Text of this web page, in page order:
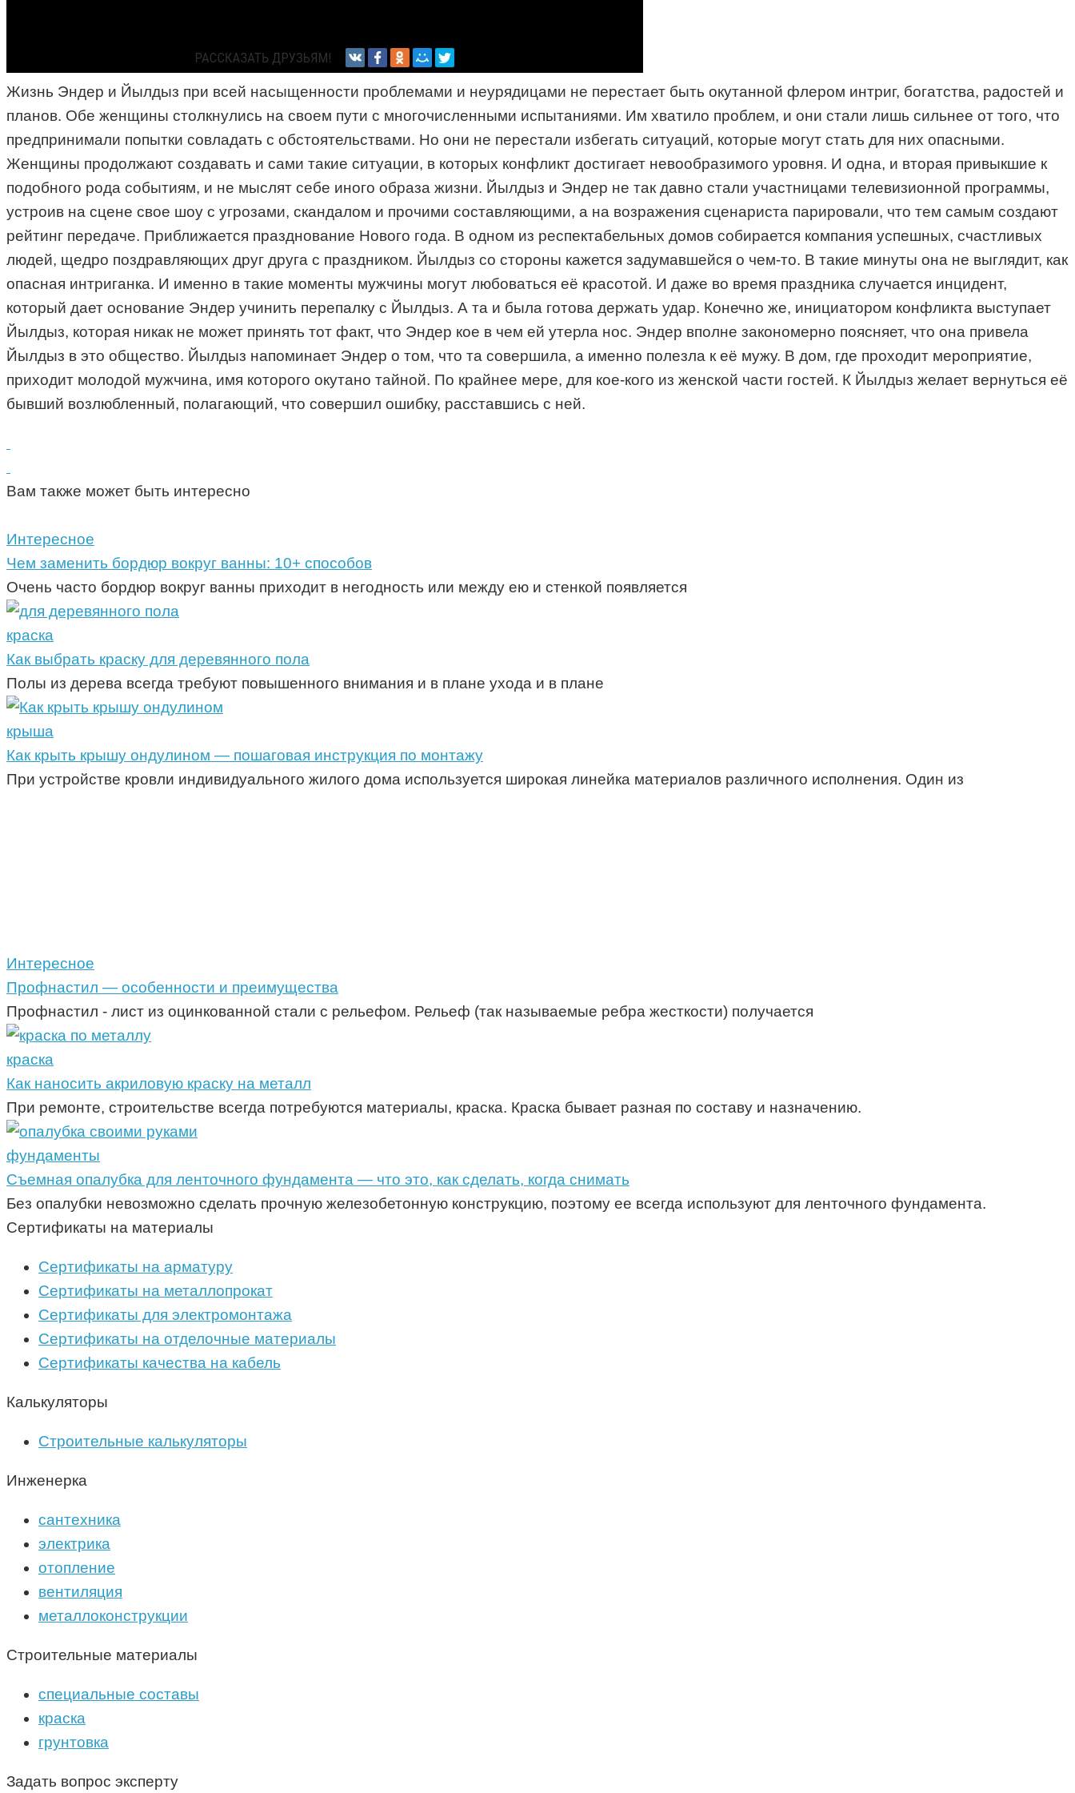
Жизнь Эндер и Йылдыз при всей насыщенности проблемами и неурядицами не перестает быть окутанной флером интриг, богатства, радостей и
планов. Обе женщины столкнулись на своем пути с многочисленными испытаниями. Им хватило проблем, и они стали лишь сильнее от того, что
предпринимали попытки совладать с обстоятельствами. Но они не перестали избегать ситуаций, которые могут стать для них опасными.
Женщины продолжают создавать и сами такие ситуации, в которых конфликт достигает невообразимого уровня. И одна, и вторая привыкшие к
подобного рода событиям, и не мыслят себе иного образа жизни. Йылдыз и Эндер не так давно стали участницами телевизионной программы,
устроив на сцене свое шоу с угрозами, скандалом и прочими составляющими, а на возражения сценариста парировали, что тем самым создают
рейтинг передаче. Приближается празднование Нового года. В одном из респектабельных домов собирается компания успешных, счастливых
людей, щедро поздравляющих друг друга с праздником. Йылдыз со стороны кажется задумавшейся о чем-то. В такие минуты она не выглядит, как
опасная интриганка. И именно в такие моменты мужчины могут любоваться её красотой. И даже во время праздника случается инцидент,
который дает основание Эндер учинить перепалку с Йылдыз. А та и была готова держать удар. Конечно же, инициатором конфликта выступает
Йылдыз, которая никак не может принять тот факт, что Эндер кое в чем ей утерла нос. Эндер вполне закономерно поясняет, что она привела
Йылдыз в это общество. Йылдыз напоминает Эндер о том, что та совершила, а именно полезла к её мужу. В дом, где проходит мероприятие,
приходит молодой мужчина, имя которого окутано тайной. По крайнее мере, для кое-кого из женской части гостей. К Йылдыз желает вернуться её
бывший возлюбленный, полагающий, что совершил ошибку, расставшись с ней.
Вам также может быть интересно
Интересное
Чем заменить бордюр вокруг ванны: 10+ способов
Очень часто бордюр вокруг ванны приходит в негодность или между ею и стенкой появляется
краска
Как выбрать краску для деревянного пола
Полы из дерева всегда требуют повышенного внимания и в плане ухода и в плане
крыша
Как крыть крышу ондулином — пошаговая инструкция по монтажу
При устройстве кровли индивидуального жилого дома используется широкая линейка материалов различного исполнения. Один из
Интересное
Профнастил — особенности и преимущества
Профнастил - лист из оцинкованной стали с рельефом. Рельеф (так называемые ребра жесткости) получается
краска
Как наносить акриловую краску на металл
При ремонте, строительстве всегда потребуются материалы, краска. Краска бывает разная по составу и назначению.
фундаменты
Съемная опалубка для ленточного фундамента — что это, как сделать, когда снимать
Без опалубки невозможно сделать прочную железобетонную конструкцию, поэтому ее всегда используют для ленточного фундамента.
Сертификаты на материалы
Сертификаты на арматуру
Сертификаты на металлопрокат
Сертификаты для электромонтажа
Сертификаты на отделочные материалы
Сертификаты качества на кабель
Калькуляторы
Строительные калькуляторы
Инженерка
сантехника
электрика
отопление
вентиляция
металлоконструкции
Строительные материалы
специальные составы
краска
грунтовка
Задать вопрос эксперту